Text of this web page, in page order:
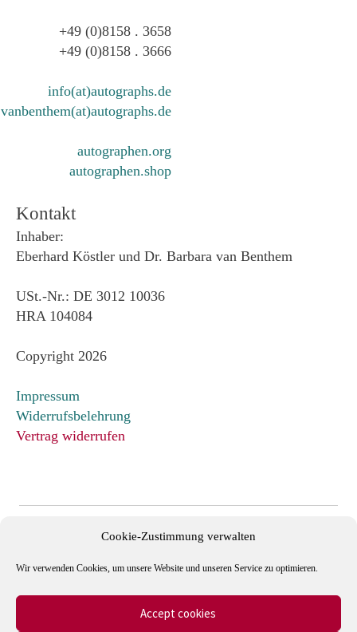
Cookie-Zustimmung verwalten
Wir verwenden Cookies, um unsere Website und unseren Service zu optimieren.
Accept cookies
+49 (0)8158 . 3658
+49 (0)8158 . 3666
info(at)autographs.de
vanbenthem(at)autographs.de
autographen.org
autographen.shop
Kontakt
Inhaber:
Eberhard Köstler und Dr. Barbara van Benthem
USt.-Nr.: DE 3012 10036
HRA 104084
Copyright 2026
Impressum
Widerrufsbelehrung
Vertrag widerrufen